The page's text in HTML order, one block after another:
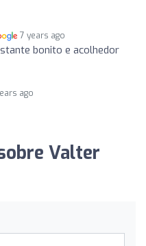
7 years ago
bonito e acolhedor
ago
Valter